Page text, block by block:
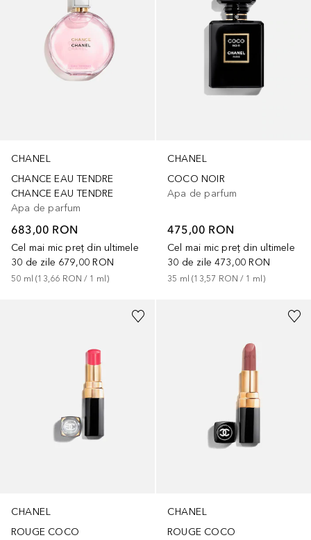
CHANEL
CHANCE EAU TENDRE
CHANCE EAU TENDRE
Apa de parfum
683,00 RON
Cel mai mic preț din ultimele
30 de zile 679,00 RON
50 ml (13,66 RON / 1 ml )
CHANEL
COCO NOIR
Apa de parfum
475,00 RON
Cel mai mic preț din ultimele
30 de zile 473,00 RON
35 ml (13,57 RON / 1 ml )
CHANEL
ROUGE COCO
+ 21
CHANEL
ROUGE COCO
+ 17